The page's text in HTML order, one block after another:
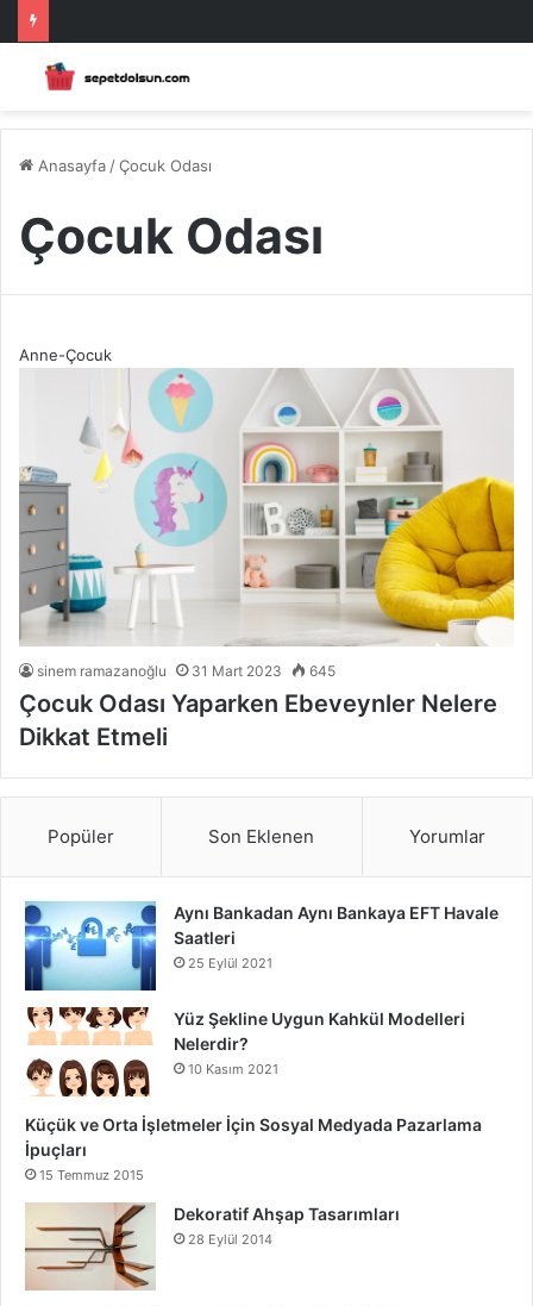
Anasayfa /Çocuk Odası
Çocuk Odası
Anne-Çocuk
sinem ramazanoğlu 31 Mart 2023 645
Çocuk Odası Yaparken Ebeveynler Nelere
Dikkat Etmeli
Popüler Son Eklenen Yorumlar
Aynı Bankadan Aynı Bankaya EFT Havale
Saatleri
25 Eylül 2021
Yüz Şekline Uygun Kahkül Modelleri
Nelerdir?
10 Kasım 2021
Küçük ve Orta İşletmeler İçin Sosyal Medyada Pazarlama
İpuçları
15 Temmuz 2015
Dekoratif Ahşap Tasarımları
28 Eylül 2014